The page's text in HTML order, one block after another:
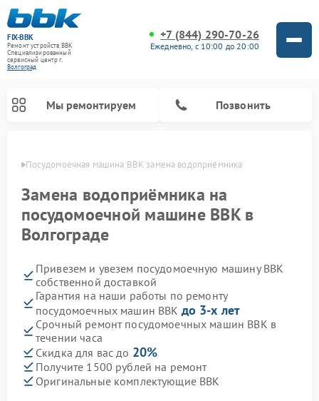
FIX-BBK
Ремонт устройств BBK
Специализированный
cервисный центр г.
Волгоград
+7 (844) 290-70-26
Ежедневно, с 10:00 до 20:00
Мы ремонтируем Позвонить
Посудомоечная машина BBK замена водоприёмника
Замена водоприёмника на
посудомоечной машине BBK в
Волгограде
Привезем и увезем посудомоечную машину BBK
собственной доставкой
Гарантия на наши работы по ремонту
посудомоечных машин BBK до 3-х лет
Срочный ремонт посудомоечных машин BBK в
течении часа
Скидка для вас до 20%
Получите 1500 рублей на ремонт
Оригинальные комплектующие BBK